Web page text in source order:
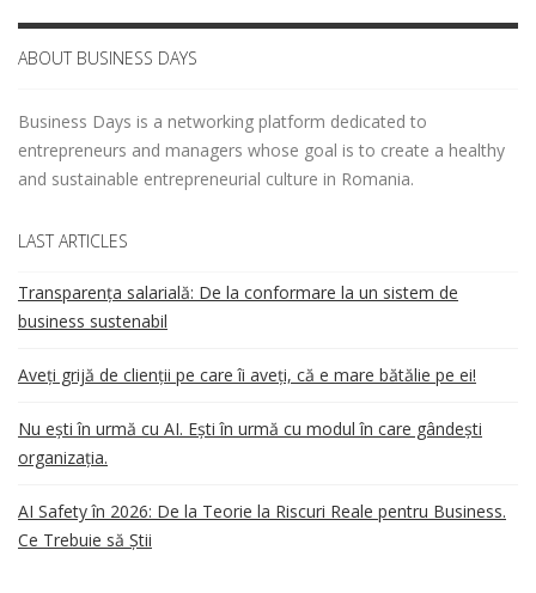
ABOUT BUSINESS DAYS
Business Days is a networking platform dedicated to
entrepreneurs and managers whose goal is to create a healthy
and sustainable entrepreneurial culture in Romania.
LAST ARTICLES
Transparența salarială: De la conformare la un sistem de
business sustenabil
Aveți grijă de clienții pe care îi aveți, că e mare bătălie pe ei!
Nu ești în urmă cu AI. Ești în urmă cu modul în care gândești
organizația.
AI Safety în 2026: De la Teorie la Riscuri Reale pentru Business.
Ce Trebuie să Știi